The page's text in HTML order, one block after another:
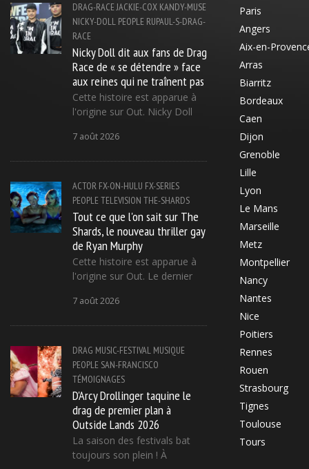
DRAG-RACEJACKIE-COX KANDY-MUSE
NICKY-DOLL PEOPLE RUPAUL-S-DRAG-
RACE
Nicky Doll dit aux fans de Drag
Race de « se détendre » face
aux reines qui ne traînent pas
Cette histoire est apparue à
l'origine sur Out. Nicky Doll
7 août 2026
ACTOR FX-ON-HULU FX-SERIES
PEOPLETELEVISION THE-SHARDS
Tout ce que l'on sait sur The
Shards, le nouveau thriller gay
de Ryan Murphy
Cette histoire est apparue à
l'origine sur Out. Le dernier
7 août 2026
DRAG MUSIC-FESTIVAL MUSIQUE
PEOPLE SAN-FRANCISCO
TÉMOIGNAGES
D'Arcy Drollinger taquine le
drag de premier plan à
Outside Lands 2026
La saison des festivals bat
toujours son plein ! À
Paris
Angers
Aix-en-
Arras
Biarritz
Bordeaux
Caen
Dijon
Grenoble
Lille
Lyon
Le Mans
Marseille
Metz
Montpellier
Nancy
Nantes
Nice
Poitiers
Rennes
Rouen
Strasbourg
Tignes
Toulouse
Tours